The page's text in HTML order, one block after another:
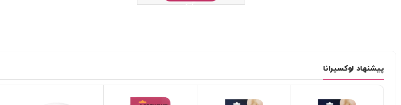
کرم مرطوب کننده
پیشنهاد لوکسیرانا